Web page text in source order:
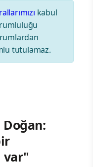
kabul
tutulamaz.
Doğan:
var"